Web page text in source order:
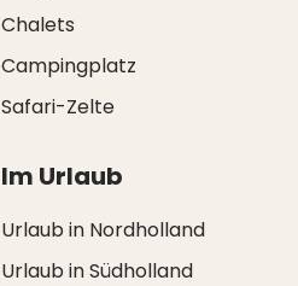
Chalets
Campingplatz
Safari-Zelte
Im Urlaub
Urlaub in Nordholland
Urlaub in Südholland